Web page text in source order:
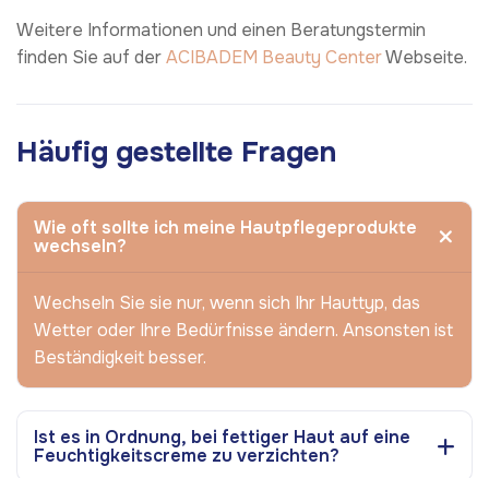
Weitere Informationen und einen Beratungstermin
finden Sie auf derACIBADEM Beauty CenterWebseite.
Häufig gestellte Fragen
Wie oft sollte ich meine Hautpflegeprodukte
wechseln?
Wechseln Sie sie nur, wenn sich Ihr Hauttyp, das
Wetter oder Ihre Bedürfnisse ändern. Ansonsten ist
Beständigkeit besser.
Ist es in Ordnung, bei fettiger Haut auf eine
Feuchtigkeitscreme zu verzichten?